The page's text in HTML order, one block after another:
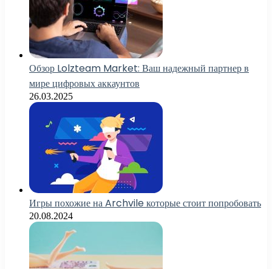
Обзор Lolzteam Market: Ваш надежный партнер в
мире цифровых аккаунтов
26.03.2025
Игры похожие на Archvile которые стоит попробовать
20.08.2024